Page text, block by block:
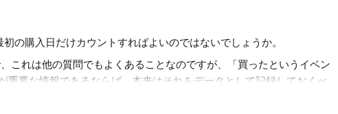
の購入日だけカウントすればよいのではないでしょうか。